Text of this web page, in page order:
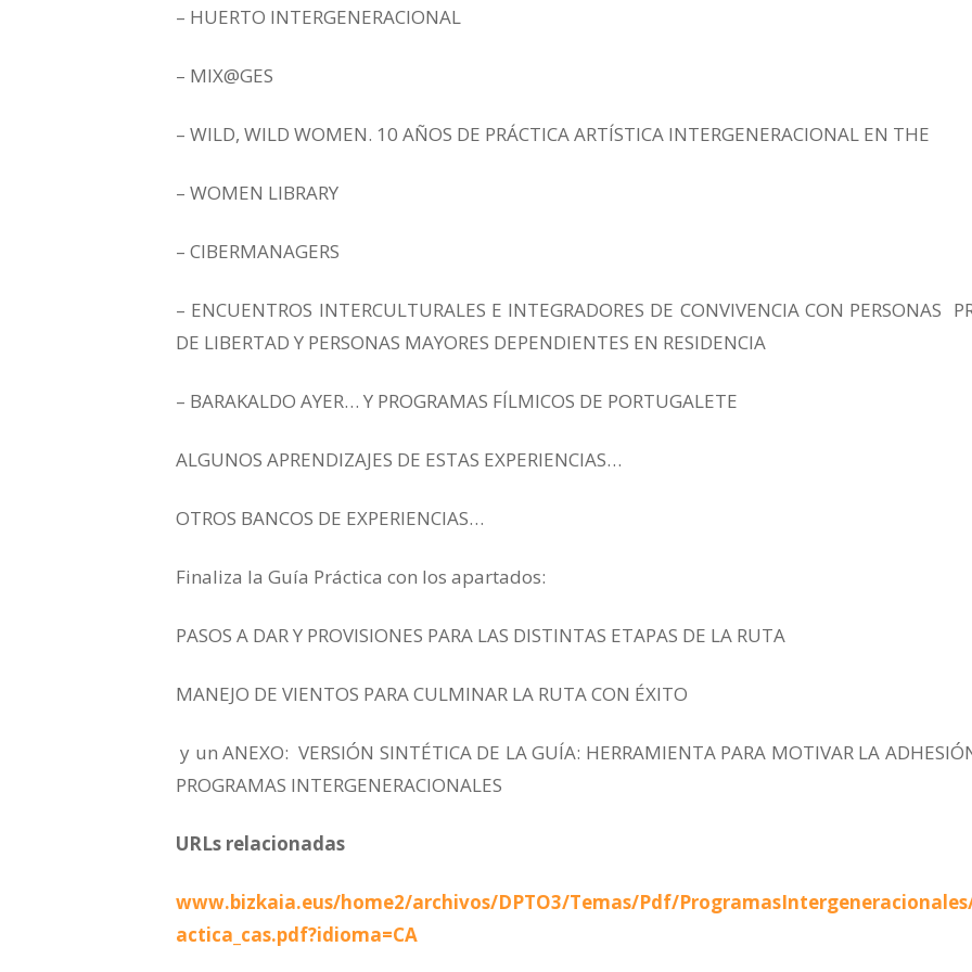
– HUERTO INTERGENERACIONAL
– MIX@GES
– WILD, WILD WOMEN. 10 AÑOS DE PRÁCTICA ARTÍSTICA INTERGENERACIONAL EN THE
– WOMEN LIBRARY
– CIBERMANAGERS
– ENCUENTROS INTERCULTURALES E INTEGRADORES DE CONVIVENCIA CON PERSONAS
DE LIBERTAD Y PERSONAS MAYORES DEPENDIENTES EN RESIDENCIA
– BARAKALDO AYER… Y PROGRAMAS FÍLMICOS DE PORTUGALETE
ALGUNOS APRENDIZAJES DE ESTAS EXPERIENCIAS…
OTROS BANCOS DE EXPERIENCIAS…
Finaliza la Guía Práctica con los apartados:
PASOS A DAR Y PROVISIONES PARA LAS DISTINTAS ETAPAS DE LA RUTA
MANEJO DE VIENTOS PARA CULMINAR LA RUTA CON ÉXITO
y un ANEXO: VERSIÓN SINTÉTICA DE LA GUÍA: HERRAMIENTA PARA MOTIVAR LA
PROGRAMAS INTERGENERACIONALES
URLs relacionadas
www.bizkaia.eus/home2/archivos/DPTO3/Temas/Pdf/
actica_cas.pdf?idioma=CA